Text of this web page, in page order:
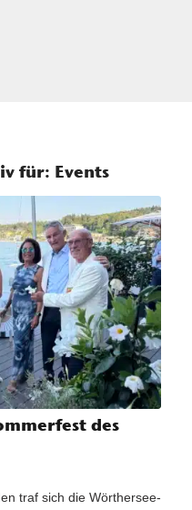
für: Events
des
traf sich die Wörthersee-